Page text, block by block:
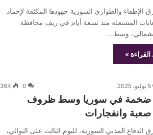
الإطفاء والطوارئ السورية جهودها المكثفة لإخماد
المشتعلة منذ تسعة أيام في ريف محافظة
الشمالي، وسط…
»
5 يوليو، 2025 0
364
ضخمة في سوريا وسط ظروف
صعبة وانفجارات
الدفاع المدني السورية، لليوم الثالث على التوالي،